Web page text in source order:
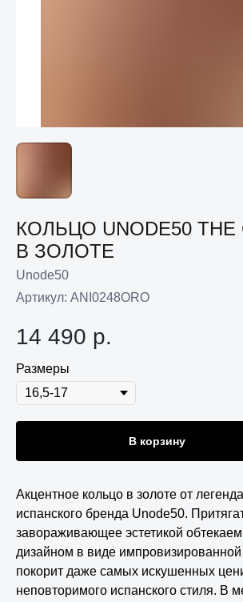
КОЛЬЦО UNODE50 THE
В ЗОЛОТЕ
Unode50
Артикул: ANI0248ORO
14 490 р.
Размеры
В корзину
Акцентное кольцо в золоте от
испанского бренда Unode50.
завораживающее эстетикой
дизайном в виде
покорит даже самых искушенных
неповторимого испанского стиля. В